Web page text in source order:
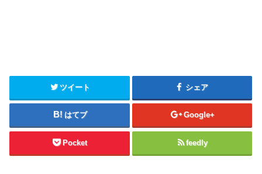
ツイート シェア
はてブ Google+
Pocket feedly